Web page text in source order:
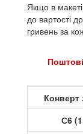
Якщо в
до вартості
гривень за
Конверт
С6